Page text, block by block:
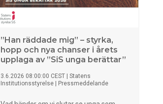
organisation kan fungera som en
kompensatorisk miljö för elever med
intellektuell funktionsnedsättning (IF). Det
innebär att skolan aktivt bidrar till att
utjämna skillnader i förutsättningar
genom strukturerade insatser, anpassat
stöd och en inkluderande lärmiljö.
”Han räddade mig” – styrka,
hopp och nya chanser i årets
upplaga av ”SiS unga berättar”
3.6.2026 08:00:00 CEST
Statens
Institutionsstyrelse
Pressmeddelande